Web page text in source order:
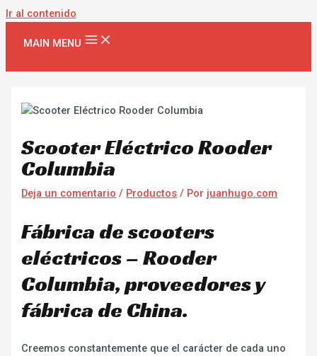
Ir al contenido
MAIN MENU
Scooter Eléctrico Rooder
Columbia
Deja un comentario / Productos / Por juanhugo.com
Fábrica de scooters
eléctricos – Rooder
Columbia, proveedores y
fábrica de China.
Creemos constantemente que el carácter de cada uno